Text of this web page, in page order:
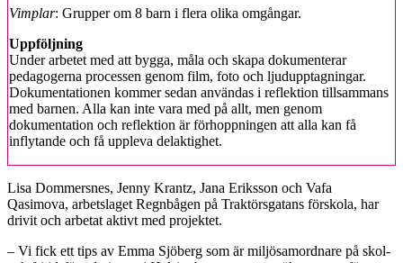
Vimplar: Grupper om 8 barn i flera olika omgångar.
Uppföljning
Under arbetet med att bygga, måla och skapa dokumenterar
pedagogerna processen genom film, foto och ljudupptagningar.
Dokumentationen kommer sedan användas i reflektion tillsammans
med barnen. Alla kan inte vara med på allt, men genom
dokumentation och reflektion är förhoppningen att alla kan få
inflytande och få uppleva delaktighet.
Lisa Dommersnes, Jenny Krantz, Jana Eriksson och Vafa
Qasimova, arbetslaget Regnbågen på Traktörsgatans förskola, har
drivit och arbetat aktivt med projektet.
– Vi fick ett tips av Emma Sjöberg som är miljösamordnare på skol-